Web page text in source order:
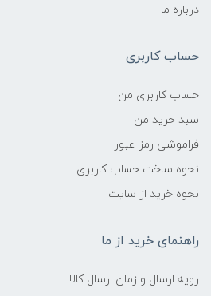
درباره ما
حساب کاربری
حساب کاربری من
سبد خرید من
فراموشی رمز عبور
نحوه ساخت حساب کاربری
نحوه خرید از سایت
راهنمای خرید از ما
رویه ارسال و زمان ارسال کالا